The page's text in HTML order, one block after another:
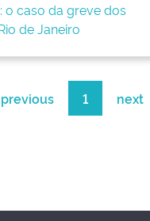
o caso da greve dos
de Janeiro
previous 1 next